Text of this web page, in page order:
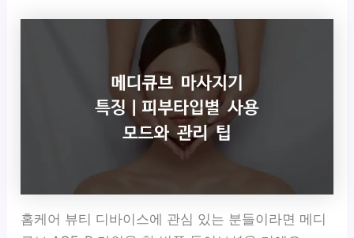
홈케어 뷰티 디바이스에 관심 있는 분들이라면 메디